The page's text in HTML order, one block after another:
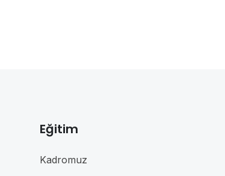
Eğitim
Kadromuz